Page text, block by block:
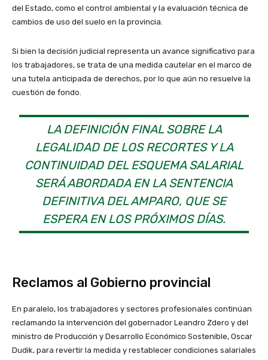
del Estado, como el control ambiental y la evaluación técnica de
cambios de uso del suelo en la provincia.
Si bien la decisión judicial representa un avance significativo para
los trabajadores, se trata de una medida cautelar en el marco de
una tutela anticipada de derechos, por lo que aún no resuelve la
cuestión de fondo.
LA DEFINICIÓN FINAL SOBRE LA
LEGALIDAD DE LOS RECORTES Y LA
CONTINUIDAD DEL ESQUEMA SALARIAL
SERÁ ABORDADA EN LA SENTENCIA
DEFINITIVA DEL AMPARO, QUE SE
ESPERA EN LOS PRÓXIMOS DÍAS.
Reclamos al Gobierno provincial
En paralelo, los trabajadores y sectores profesionales continúan
reclamando la intervención del gobernador Leandro Zdero y del
ministro de Producción y Desarrollo Económico Sostenible, Oscar
Dudik, para revertir la medida y restablecer condiciones salariales